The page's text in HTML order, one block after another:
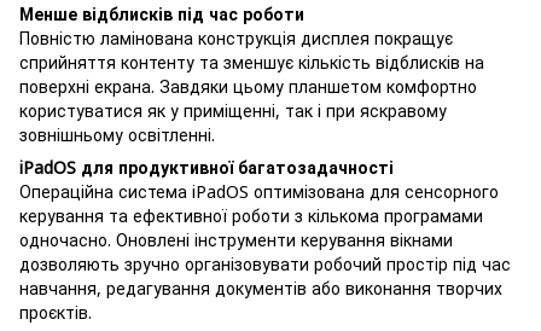
Менше відблисків під час роботи
Повністю ламінована конструкція дисплея покращує
сприйняття контенту та зменшує кількість відблисків на
поверхні екрана. Завдяки цьому планшетом комфортно
користуватися як у приміщенні, так і при яскравому
зовнішньому освітленні.
iPadOS для продуктивної багатозадачності
Операційна система iPadOS оптимізована для сенсорного
керування та ефективної роботи з кількома програмами
одночасно. Оновлені інструменти керування вікнами
дозволяють зручно організовувати робочий простір під час
навчання, редагування документів або виконання творчих
проєктів.